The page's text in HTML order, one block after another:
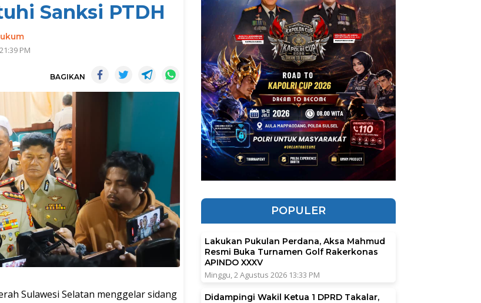
Sanksi PTDH
PM
BAGIKAN
Sulawesi Selatan menggelar sidang
POPULER
Lakukan Pukulan Perdana, Aksa Mahmud
Resmi Buka Turnamen Golf Rakerkonas
APINDO XXXV
Minggu, 2 Agustus 2026 13:33 PM
Didampingi Wakil Ketua 1 DPRD Takalar,